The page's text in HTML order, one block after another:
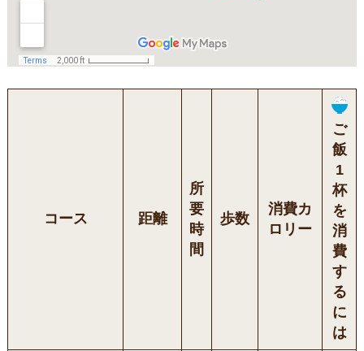
コース 距離
所
要
時
間
歩数
消費カ
ロリー
ご
飯
1
杯
を
消
費
す
る
に
は